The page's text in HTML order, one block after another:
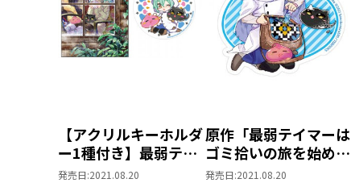
【アクリルキーホルダ
ー1種付き】最弱テイ
マーはゴミ拾いの旅を
発売日:2021.08.20
原作「最弱テイマーは
ゴミ拾いの旅を始めま
した。」スタンド付き
発売日:2021.08.20